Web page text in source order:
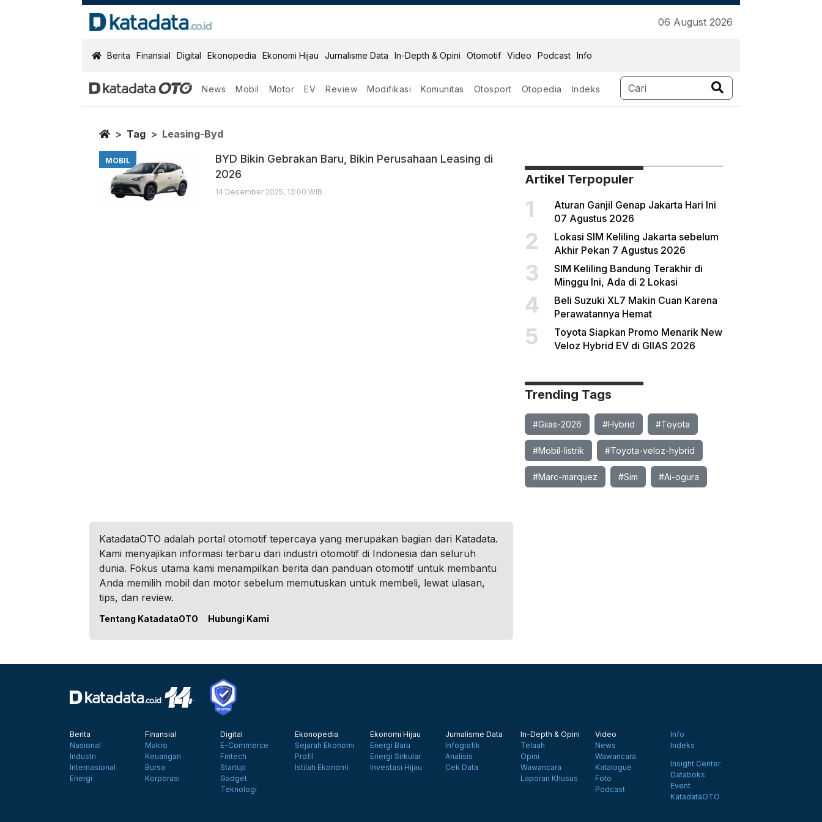
06 August 2026
KatadataOTO
Berita Finansial Digital Ekonopedia Ekonomi Hijau Jurnalisme Data In-Depth & Opini Otomotif Video Podcast Info
News Mobil Motor EV Review Modifikasi Komunitas Otosport Otopedia Indeks
Leasing Byd
Berita Terbaru
Home
Tag Leasing-Byd
MOBIL
BYD Bikin Gebrakan Baru, Bikin Perusahaan Leasing di
2026
14 Desember 2025, 13:00 WIB
Artikel Terpopuler
1
Aturan Ganjil Genap Jakarta Hari Ini
07 Agustus 2026
2
Lokasi SIM Keliling Jakarta sebelum
Akhir Pekan 7 Agustus 2026
3
SIM Keliling Bandung Terakhir di
Minggu Ini, Ada di 2 Lokasi
4
Beli Suzuki XL7 Makin Cuan Karena
Perawatannya Hemat
5
Toyota Siapkan Promo Menarik New
Veloz Hybrid EV di GIIAS 2026
Trending Tags
#Giias-2026 #Hybrid #Toyota
#Mobil-listrik #Toyota-veloz-hybrid
#Marc-marquez #Sim #Ai-ogura
KatadataOTO adalah portal otomotif tepercaya yang merupakan bagian dari Katadata.
Kami menyajikan informasi terbaru dari industri otomotif di Indonesia dan seluruh
dunia. Fokus utama kami menampilkan berita dan panduan otomotif untuk membantu
Anda memilih mobil dan motor sebelum memutuskan untuk membeli, lewat ulasan,
tips, dan review.
Tentang KatadataOTO Hubungi Kami
Berita
Nasional
Industri
Internasional
Energi
Finansial
Makro
Keuangan
Bursa
Korporasi
Digital
E-Commerce
Fintech
Startup
Gadget
Teknologi
Ekonopedia
Sejarah Ekonomi
Profil
Istilah Ekonomi
Ekonomi Hijau
Energi Baru
Energi Sirkular
Investasi Hijau
Jurnalisme Data
Infografik
Analisis
Cek Data
In-Depth & Opini
Telaah
Opini
Wawancara
Laporan Khusus
Video
News
Wawancara
Katalogue
Foto
Podcast
Info
Indeks
Insight Center
Databoks
Event
KatadataOTO